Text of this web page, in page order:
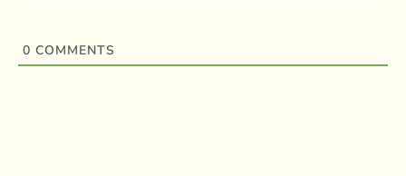
0 COMMENTS